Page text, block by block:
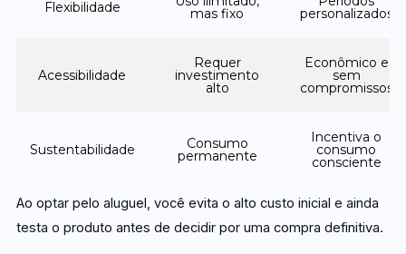
Flexibilidade mas fixo personalizados
Acessibilidade
Requer
investimento
alto
Econômico e
sem
compromissos
Sustentabilidade Consumo
permanente
Incentiva o
consumo
consciente
Ao optar pelo aluguel, você evita o alto custo inicial e ainda
testa o produto antes de decidir por uma compra definitiva.